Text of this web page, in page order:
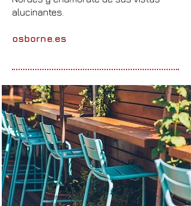
alucinantes.
osborne.es